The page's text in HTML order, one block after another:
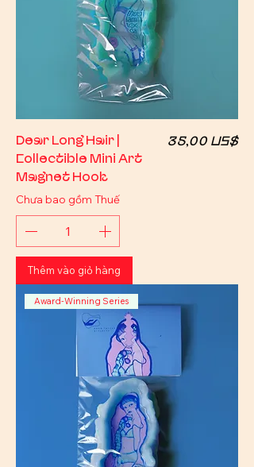
Dear Long Hair |
Collectible Mini Art
Magnet Hook
Giá
35,00 US$
Chưa bao gồm Thuế
Thêm vào giỏ hàng
Award-Winning Series